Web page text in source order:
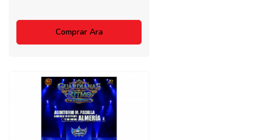
Comprar Ara